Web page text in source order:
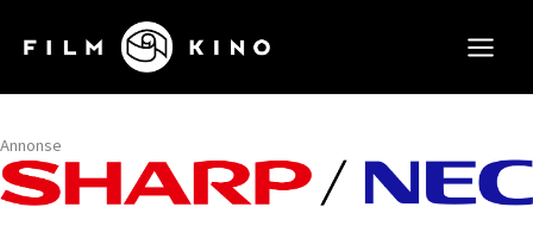
rett
innholdet
Annonse